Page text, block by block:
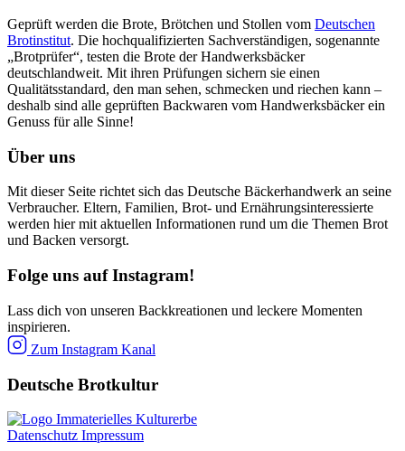
Geprüft werden die Brote, Brötchen und Stollen vom Deutschen
Brotinstitut. Die hochqualifizierten Sachverständigen, sogenannte
„Brotprüfer“, testen die Brote der Handwerksbäcker
deutschlandweit. Mit ihren Prüfungen sichern sie einen
Qualitätsstandard, den man sehen, schmecken und riechen kann –
deshalb sind alle geprüften Backwaren vom Handwerksbäcker ein
Genuss für alle Sinne!
Über uns
Mit dieser Seite richtet sich das Deutsche Bäckerhandwerk an seine
Verbraucher. Eltern, Familien, Brot- und Ernährungsinteressierte
werden hier mit aktuellen Informationen rund um die Themen Brot
und Backen versorgt.
Folge uns auf Instagram!
Lass dich von unseren Backkreationen und leckere Momenten
inspirieren.
Zum Instagram Kanal
Deutsche Brotkultur
Datenschutz Impressum